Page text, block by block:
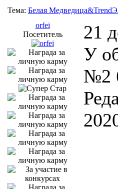
Тема: Белая
orfei
Посетитель
21
У
№2